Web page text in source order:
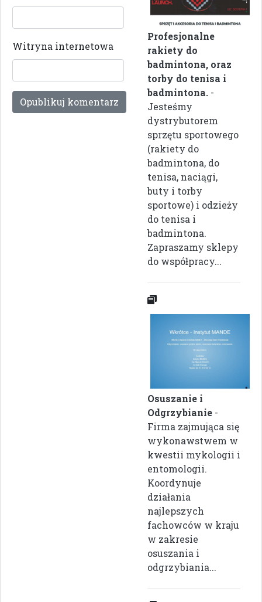
Witryna internetowa
Profesjonalne
rakiety do
badmintona, oraz
torby do tenisa i
badmintona. -
Jesteśmy
dystrybutorem
sprzętu sportowego
(rakiety do
badmintona, do
tenisa, naciągi,
buty i torby
sportowe) i odzieży
do tenisa i
badmintona.
Zapraszamy sklepy
do współpracy...
Osuszanie i
Odgrzybianie -
Firma zajmująca się
wykonawstwem w
kwestii mykologii i
entomologii.
Koordynuje
działania
najlepszych
fachowców w kraju
w zakresie
osuszania i
odgrzybiania...